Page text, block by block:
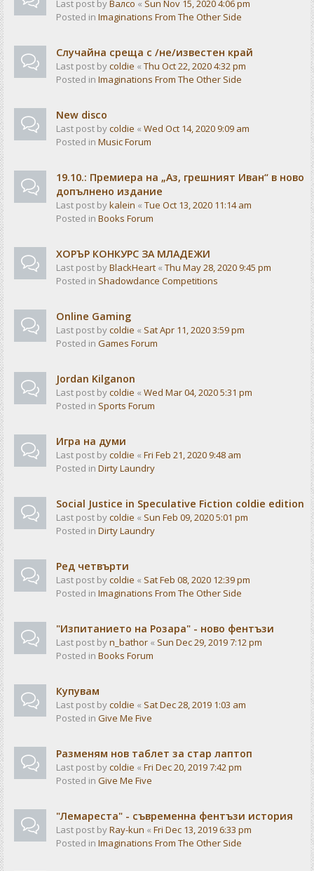
Last post byВалсо « Sun Nov 15, 2020 4:06 pm
Posted in Imaginations From The Other Side
Случайна среща с /не/известен край
Last post bycoldie « Thu Oct 22, 2020 4:32 pm
Posted in Imaginations From The Other Side
New disco
Last post bycoldie « Wed Oct 14, 2020 9:09 am
Posted in Music Forum
19.10.: Премиера на „Аз, грешният Иван“ в ново
допълнено издание
Last post bykalein « Tue Oct 13, 2020 11:14 am
Posted in Books Forum
ХОРЪР КОНКУРС ЗА МЛАДЕЖИ
Last post byBlackHeart « Thu May 28, 2020 9:45 pm
Posted in Shadowdance Competitions
Online Gaming
Last post bycoldie « Sat Apr 11, 2020 3:59 pm
Posted in Games Forum
Jordan Kilganon
Last post bycoldie « Wed Mar 04, 2020 5:31 pm
Posted in Sports Forum
Игра на думи
Last post bycoldie « Fri Feb 21, 2020 9:48 am
Posted in Dirty Laundry
Social Justice in Speculative Fiction coldie edition
Last post bycoldie « Sun Feb 09, 2020 5:01 pm
Posted in Dirty Laundry
Ред четвърти
Last post bycoldie « Sat Feb 08, 2020 12:39 pm
Posted in Imaginations From The Other Side
"Изпитанието на Розара" - ново фентъзи
Last post byn_bathor « Sun Dec 29, 2019 7:12 pm
Posted in Books Forum
Купувам
Last post bycoldie « Sat Dec 28, 2019 1:03 am
Posted in Give Me Five
Разменям нов таблет за стар лаптоп
Last post bycoldie « Fri Dec 20, 2019 7:42 pm
Posted in Give Me Five
"Лемареста" - съвременна фентъзи история
Last post byRay-kun « Fri Dec 13, 2019 6:33 pm
Posted in Imaginations From The Other Side